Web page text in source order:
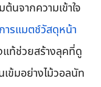
นจากความเข้าใจ
การแมตช์วัสดุหน้า
ท้ช่วยสร้างลุคที่ดู
ข้มอย่างไม้วอลนัท